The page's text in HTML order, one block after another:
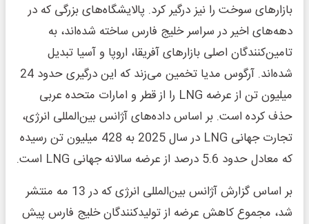
بازارهای سوخت را نیز درگیر کرد. پالایشگاه‌های بزرگی که در
دهه‌های اخیر در سراسر خلیج فارس ساخته شده‌اند، به
تامین‌کنندگان اصلی بازارهای آفریقا، اروپا و آسیا تبدیل
شده‌اند. آرگوس مدیا تخمین می‌زند که این درگیری حدود 24
میلیون تن از عرضه LNG را از قطر و امارات متحده عربی
حذف کرده است. بر اساس داده‌های آژانس بین‌المللی انرژی،
تجارت جهانی LNG در سال 2025 به 428 میلیون تن رسیده
که معادل حدود 5.6 درصد از عرضه سالانه جهانی LNG است.
بر اساس گزارش آژانس بین‌المللی انرژی که در 13 مه منتشر
شد، مجموع کاهش عرضه از تولیدکنندگان خلیج فارس پیش